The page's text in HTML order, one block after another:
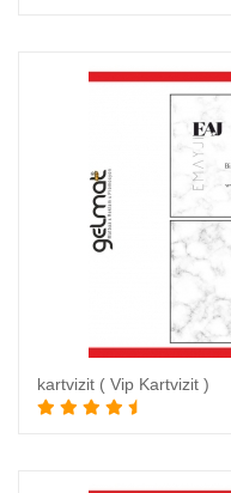
kartvizit ( Vip Kartvizit )